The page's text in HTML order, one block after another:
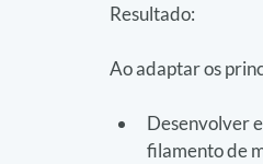
Resultado:
Ao adaptar os
Desenvolver
filamento de